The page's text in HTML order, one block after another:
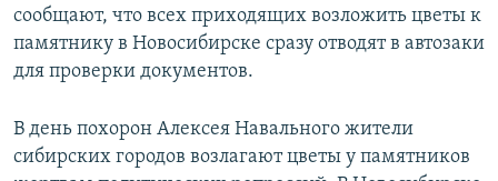
сообщают, что всех приходящих возложить цветы к
памятнику в Новосибирске сразу отводят в автозаки
для проверки документов.
В день похорон Алексея Навального жители
сибирских городов возлагают цветы у памятников